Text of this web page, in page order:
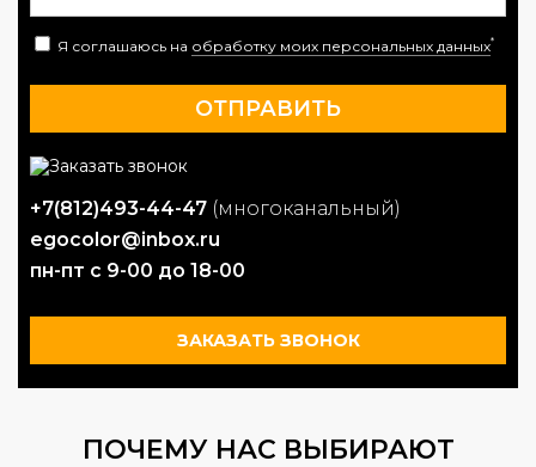
Я соглашаюсь на обработку моих персональных данных*
+7(812)493-44-47 (многоканальный)
egocolor@inbox.ru
пн-пт с 9-00 до 18-00
ЗАКАЗАТЬ ЗВОНОК
ПОЧЕМУ НАС ВЫБИРАЮТ